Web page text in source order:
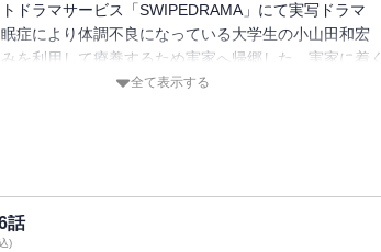
トドラマサービス「SWIPEDRAMA」にて実写ドラマ
症により体調不良になっている大学生の小山田和宏
を利用して療養するため実家へ帰郷した。実家に着く
はずの祖父母の姿が見えない。違和感を感じた和宏は両
全て表示する
話
)